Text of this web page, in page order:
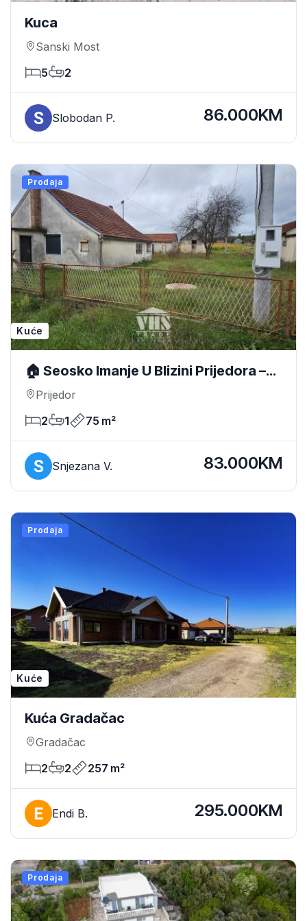
Kuca
Sanski Most
5
2
Slobodan P. 86.000KM
Prodaja
Kuće
🏠 Seosko Imanje U Blizini Prijedora –
928 M² Placa
Prijedor
2
1 75 m²
Snjezana V. 83.000KM
Prodaja
Kuće
Kuća Gradačac
Gradačac
2
2 257 m²
Endi B. 295.000KM
Prodaja